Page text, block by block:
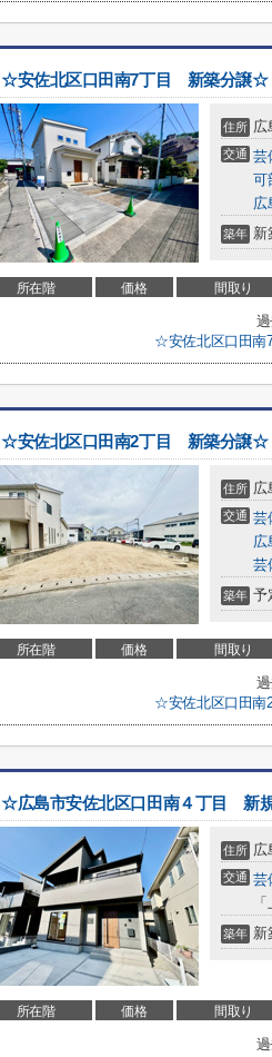
☆安佐北区口田南7丁目 新築分譲☆
住所 広
交通 芸
可
広
築年 新
所在階 価格 間取り
☆安佐北区口田南
☆安佐北区口田南2丁目 新築分譲☆
住所 広
交通 芸
広
芸
築年 予
所在階 価格 間取り
☆安佐北区口田南
☆広島市安佐北区口田南４丁目 新
住所 広
交通 芸
築年 新
所在階 価格 間取り